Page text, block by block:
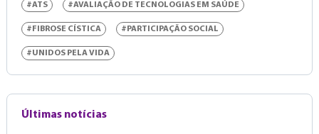
#ATS #AVALIAÇÃO DE TECNOLOGIAS EM SAÚDE
#FIBROSE CÍSTICA #PARTICIPAÇÃO SOCIAL
#UNIDOS PELA VIDA
Últimas notícias